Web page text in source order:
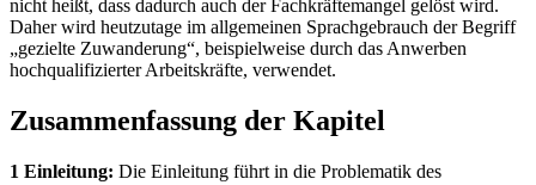
nicht heißt, dass dadurch auch der Fachkräftemangel gelöst wird.
Daher wird heutzutage im allgemeinen Sprachgebrauch der Begriff
„gezielte Zuwanderung“, beispielweise durch das Anwerben
hochqualifizierter Arbeitskräfte, verwendet.
Zusammenfassung der Kapitel
1 Einleitung: Die Einleitung führt in die Problematik des